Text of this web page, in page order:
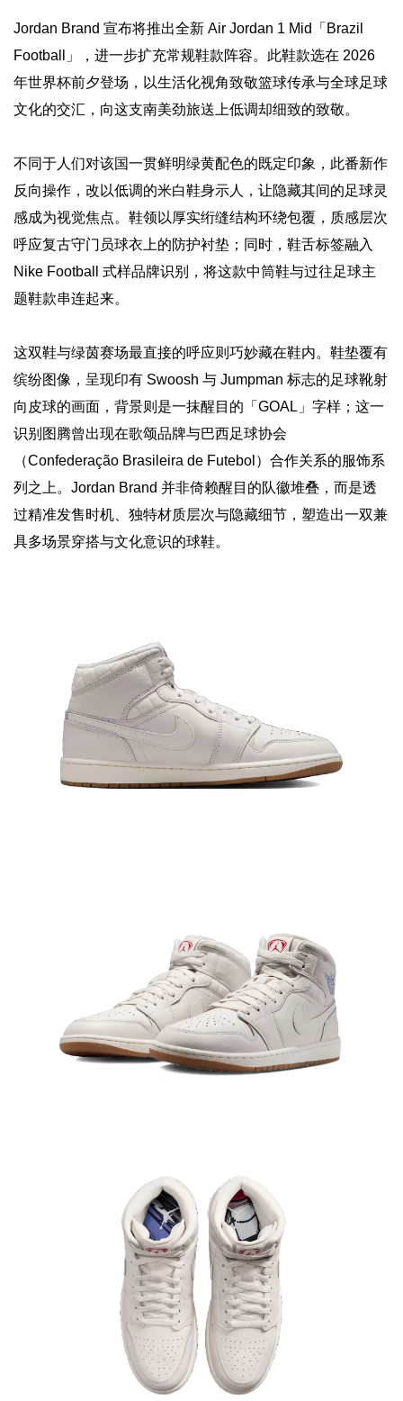
Jordan Brand 宣布将推出全新 Air Jordan 1 Mid「Brazil
Football」，进一步扩充常规鞋款阵容。此鞋款选在 2026
年世界杯前夕登场，以生活化视角致敬篮球传承与全球足球
文化的交汇，向这支南美劲旅送上低调却细致的致敬。
不同于人们对该国一贯鲜明绿黄配色的既定印象，此番新作
反向操作，改以低调的米白鞋身示人，让隐藏其间的足球灵
感成为视觉焦点。鞋领以厚实绗缝结构环绕包覆，质感层次
呼应复古守门员球衣上的防护衬垫；同时，鞋舌标签融入
Nike Football 式样品牌识别，将这款中筒鞋与过往足球主
题鞋款串连起来。
这双鞋与绿茵赛场最直接的呼应则巧妙藏在鞋内。鞋垫覆有
缤纷图像，呈现印有 Swoosh 与 Jumpman 标志的足球靴射
向皮球的画面，背景则是一抹醒目的「GOAL」字样；这一
识别图腾曾出现在歌颂品牌与巴西足球协会
（Confederação Brasileira de Futebol）合作关系的服饰系
列之上。Jordan Brand 并非倚赖醒目的队徽堆叠，而是透
过精准发售时机、独特材质层次与隐藏细节，塑造出一双兼
具多场景穿搭与文化意识的球鞋。